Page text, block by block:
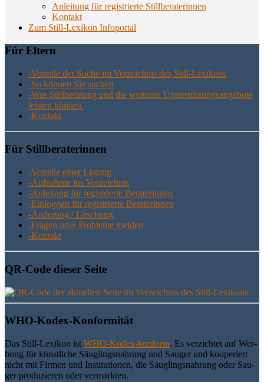
Anlei­tung für regis­trier­te Stillberaterinnen
Kon­takt
Zum Still-Lexikon Infoportal
Für Eltern
-Vor­tei­le der Suche im Ver­zeich­nis des Still-Lexikons
-So kön­nen Sie suchen
-Was Still­be­ra­tung und die wei­te­ren Unter­stüt­zungs­an­ge­bo­te
leis­ten können
-Kon­takt
Für Still­be­ra­te­rin­nen
-Vor­tei­le einer Listung
-Auf­nah­me ins Verzeichnis
-Anlei­tung für regis­trier­te Beraterinnen
-Ein­log­gen für regis­trier­te Beraterinnen
-Ände­rung / Löschung
-Fra­gen oder Pro­ble­me melden
-Kon­takt
QR-Code die­ser Seite
WHO-Kodex-Kon­for­mi­tät
Das Still-Lexi­kon ist WHO-Kodex-kon­form. Es ver­zich­tet auf Wer­
bung für künst­li­che Säug­lings­nah­rung und Sau­ger und koope­riert
nicht mit Fir­men und Insti­tu­tio­nen, die Säug­lings­nah­rung oder Sau­
ger pro­du­zie­ren oder vermarkten.